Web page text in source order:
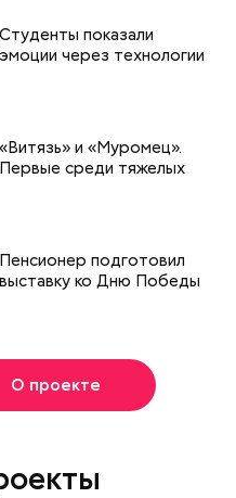
Студенты показали
эмоции через технологии
«Витязь» и «Муромец».
Первые среди тяжелых
Пенсионер подготовил
выставку ко Дню Победы
О проекте